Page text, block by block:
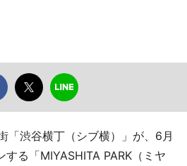
渋谷横丁（シブ横）」が、6月
する「MIYASHITA PARK（ミヤ